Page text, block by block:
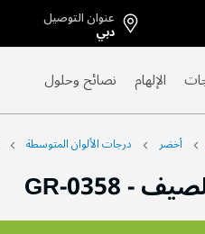
عنوان التوصيل
دبي
الإلهام نصائح وحلول
أخضر درجات الألوان المتوسطة
-